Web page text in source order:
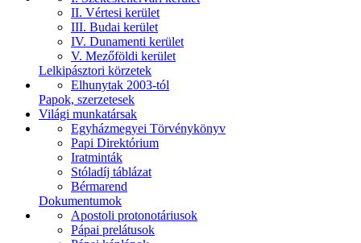
II. Vértesi kerület
III. Budai kerület
IV. Dunamenti kerület
V. Mezőföldi kerület
Lelkipásztori körzetek
Elhunytak 2003-tól
Papok, szerzetesek
Világi munkatársak
Egyházmegyei Törvénykönyv
Papi Direktórium
Iratminták
Stóladíj táblázat
Bérmarend
Dokumentumok
Apostoli protonotáriusok
Pápai prelátusok